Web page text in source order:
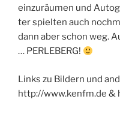
einzuräumen und
ter spielten auch
dann aber schon weg.
… PERLEBERG!
Links zu Bildern und
http://www.kenfm.de &